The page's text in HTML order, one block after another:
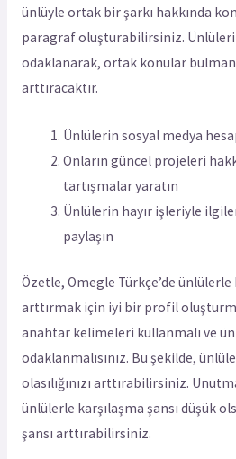
ünlüyle ortak bir şarkı hakkında
paragraf oluşturabilirsiniz.
odaklanarak, ortak konular
arttıracaktır.
Ünlülerin sosyal medya
Onların güncel projeleri
tartışmalar yaratın
Ünlülerin hayır işleriyle
paylaşın
Özetle, Omegle Türkçe’de ünlülerle
arttırmak için iyi bir profil
anahtar kelimeleri kullanmalı ve
odaklanmalısınız. Bu şekilde,
olasılığınızı arttırabilirsiniz.
ünlülerle karşılaşma şansı düşük
şansı arttırabilirsiniz.